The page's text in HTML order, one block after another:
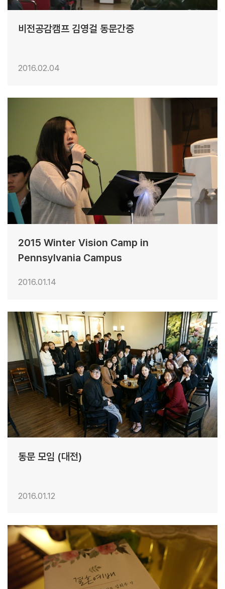
비전공감캠프 김영걸 동문간증
2016.02.04
2015 Winter Vision Camp in
Pennsylvania Campus
2016.01.14
24
동문 모임 (대전)
2016.01.12
23